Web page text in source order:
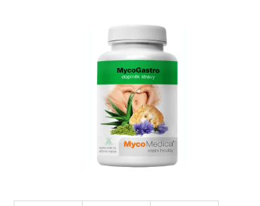
Doporučujeme